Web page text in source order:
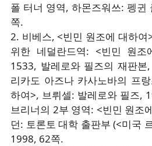
폴 터너 영역, 하몬즈워쓰: 펭
쪽.
2. 비베스, <빈민 원조에 대하
위한 네덜란드역: <빈민 원조
1533, 발레로와 필즈의 재판
리카도 아즈나 카사노바의 프
하여>, 브뤼셀: 발레로와 필즈,
브리너의 2부 영역: <빈민 원조
던: 토론토 대학 출판부 (<미국
1998, 62쪽.